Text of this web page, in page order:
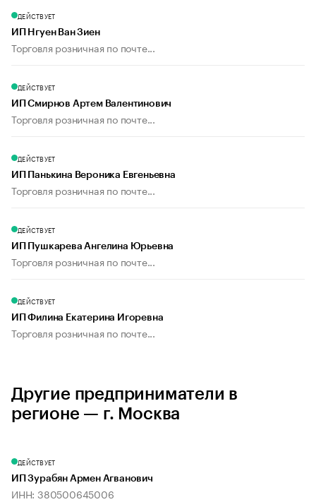
ДЕЙСТВУЕТ
ИП Нгуен Ван Зиен
Торговля розничная по почте...
ДЕЙСТВУЕТ
ИП Смирнов Артем Валентинович
Торговля розничная по почте...
ДЕЙСТВУЕТ
ИП Панькина Вероника Евгеньевна
Торговля розничная по почте...
ДЕЙСТВУЕТ
ИП Пушкарева Ангелина Юрьевна
Торговля розничная по почте...
ДЕЙСТВУЕТ
ИП Филина Екатерина Игоревна
Торговля розничная по почте...
Другие предприниматели в
регионе — г. Москва
ДЕЙСТВУЕТ
ИП Зурабян Армен Агванович
ИНН: 380500645006